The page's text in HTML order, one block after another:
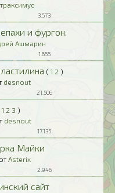
траксимус
3.573
и фургон.
Ашмарин
1.655
( 1 2 )
desnout
21.506
1 2 3 )
desnout
17.135
Майки
от Asterix
2.946
сайт